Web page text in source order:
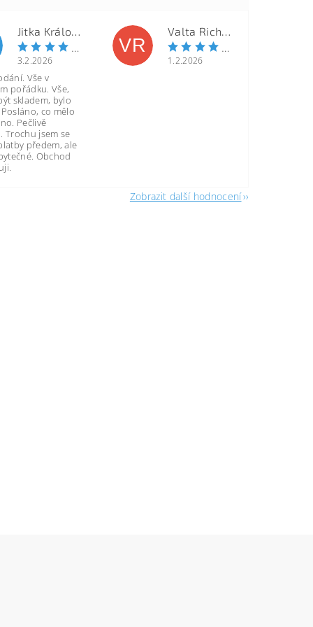
Jitka Královcová
3.2.2026
Vše v
pořádku. Vše,
skladem, bylo
co mělo
Pečlivě
Trochu jsem se
předem, ale
Obchod
VR
Valta Richard
1.2.2026
Zobrazit další hodnocení